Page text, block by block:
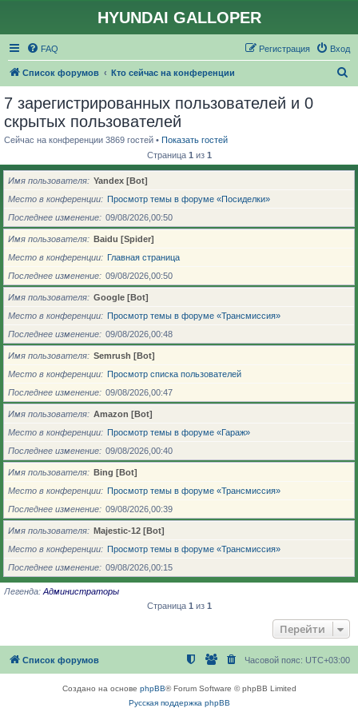
HYUNDAI GALLOPER
FAQ Вход
Регистрация
Список форумов Кто сейчас на конференции
7 зарегистрированных пользователей и 0
скрытых пользователей
Сейчас на конференции 3869 гостей • Показать гостей
Страница 1 из 1
Имя пользователя
Yandex [Bot]
Место в конференции
Просмотр темы в форуме «Посиделки»
Последнее изменение
09/08/2026,00:50
Имя пользователя
Baidu [Spider]
Место в конференции
Главная страница
Последнее изменение
09/08/2026,00:50
Имя пользователя
Google [Bot]
Место в конференции
Просмотр темы в форуме «Трансмиссия»
Последнее изменение
09/08/2026,00:48
Имя пользователя
Semrush [Bot]
Место в конференции
Просмотр списка пользователей
Последнее изменение
09/08/2026,00:47
Имя пользователя
Amazon [Bot]
Место в конференции
Просмотр темы в форуме «Гараж»
Последнее изменение
09/08/2026,00:40
Имя пользователя
Bing [Bot]
Место в конференции
Просмотр темы в форуме «Трансмиссия»
Последнее изменение
09/08/2026,00:39
Имя пользователя
Majestic-12 [Bot]
Место в конференции
Просмотр темы в форуме «Трансмиссия»
Последнее изменение
09/08/2026,00:15
Легенда: Администраторы
Страница 1 из 1
Перейти
Список форумов Часовой пояс: UTC+03:00
Создано на основе phpBB® Forum Software © phpBB Limited
Русская поддержка phpBB